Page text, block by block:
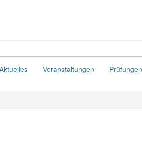
Aktuelles Veranstaltungen Prüfungen